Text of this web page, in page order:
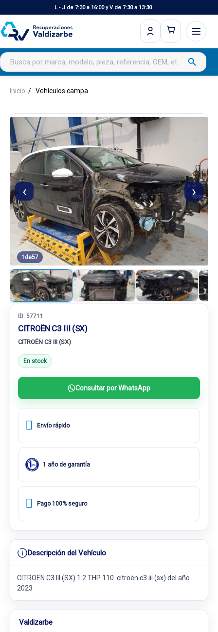
L - J de 7:30 a 16:00 y V de 7:30 a 13:30
Buscar productos search
Inicio Vehículos campa
‹ ›
1 de57
ID: 57711
CITROËN C3 III (SX)
CITROËN C3 III (SX)
En stock
Consultar por WhatsApp
Envío rápido
1 año de garantía
Pago 100% seguro
Descripción del Vehículo
CITROËN C3 III (SX) 1.2 THP 110. citroën c3 iii (sx) del año
2023
Valdizarbe